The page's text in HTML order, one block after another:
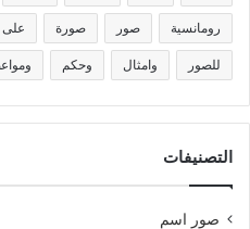
رومانسية صور صورة على
للصور وامثال وحكم
التصنيفات
صور اسم